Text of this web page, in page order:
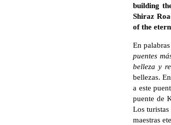
building
Shiraz
of the
En
puentes
belleza y
bellezas.
a este
puente de
Los
maestras